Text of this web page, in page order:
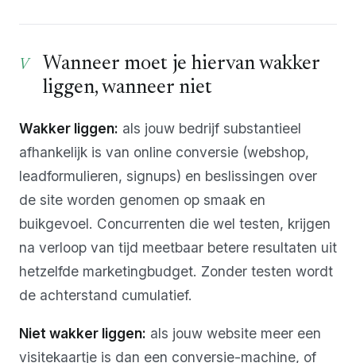
Wanneer moet je hiervan wakker
liggen, wanneer niet
Wakker liggen: als jouw bedrijf substantieel
afhankelijk is van online conversie (webshop,
leadformulieren, signups) en beslissingen over
de site worden genomen op smaak en
buikgevoel. Concurrenten die wel testen, krijgen
na verloop van tijd meetbaar betere resultaten uit
hetzelfde marketingbudget. Zonder testen wordt
de achterstand cumulatief.
Niet wakker liggen: als jouw website meer een
visitekaartje is dan een conversie-machine, of